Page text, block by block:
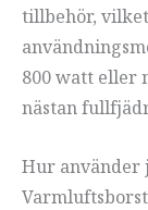
tillbehör,
800 watt eller
nästan
Hur använder